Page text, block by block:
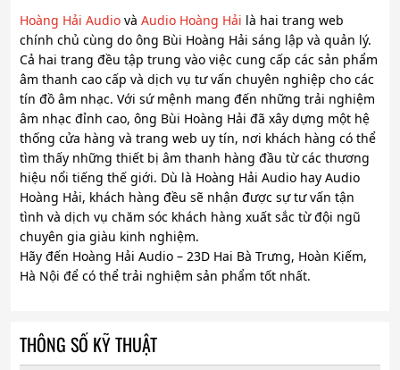
Hoàng Hải Audio và Audio Hoàng Hải là hai trang web
chính chủ cùng do ông Bùi Hoàng Hải sáng lập và quản lý.
Cả hai trang đều tập trung vào việc cung cấp các sản phẩm
âm thanh cao cấp và dịch vụ tư vấn chuyên nghiệp cho các
tín đồ âm nhạc. Với sứ mệnh mang đến những trải nghiệm
âm nhạc đỉnh cao, ông Bùi Hoàng Hải đã xây dựng một hệ
thống cửa hàng và trang web uy tín, nơi khách hàng có thể
tìm thấy những thiết bị âm thanh hàng đầu từ các thương
hiệu nổi tiếng thế giới. Dù là Hoàng Hải Audio hay Audio
Hoàng Hải, khách hàng đều sẽ nhận được sự tư vấn tận
tình và dịch vụ chăm sóc khách hàng xuất sắc từ đội ngũ
chuyên gia giàu kinh nghiệm.
Hãy đến Hoàng Hải Audio – 23D Hai Bà Trưng, Hoàn Kiếm,
Hà Nội để có thể trải nghiệm sản phẩm tốt nhất.
THÔNG SỐ KỸ THUẬT